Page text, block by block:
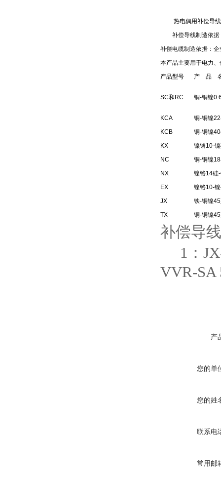
热电偶用补偿导线
补偿导线制造依据
补偿电缆制造依据：企
本产品主要用于电力
产品型号
产 品
SC和RC 铜-铜镍
KCA
KCB
KX
铜-铜镍
铜-铜镍
镍铬10-
NC
NX
铜-铜镍
镍铬14硅
EX
镍铬10-
JX
铁-铜镍
TX
铜-铜镍
补偿导
1：JX-
VVR-SA
产
您的单
您的姓
联系电
常用邮